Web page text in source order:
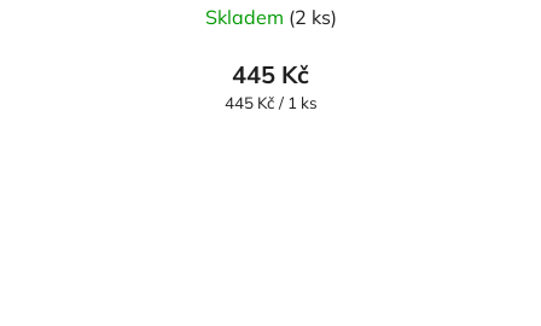
Skladem (2 ks)
445 Kč
Měrná
445 Kč / 1 ks